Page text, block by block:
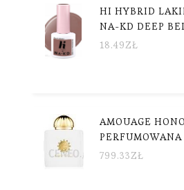
HI HYBRID
NA-KD DEEP
18.49ZŁ
AMOUAGE
799.33ZŁ